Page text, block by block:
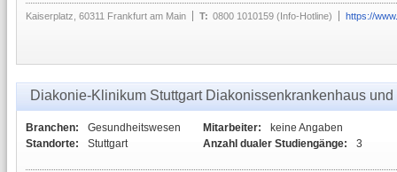
Kaiserplatz, 60311 Frankfurt am Main T: 0800 1010159 (Info-Hotline) https://
Diakonie-Klinikum Stuttgart Diakonissenkrankenhaus
Branchen:
Gesundheitswesen
Standorte:
Stuttgart
Mitarbeiter:
keine Angaben
Anzahl dualer Studiengänge:
3